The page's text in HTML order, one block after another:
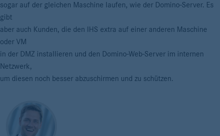
sogar auf der gleichen Maschine laufen, wie der Domino-Server. Es
gibt
aber auch Kunden, die den IHS extra auf einer anderen Maschine
oder VM
in der DMZ installieren und den Domino-Web-Server im internen
Netzwerk,
um diesen noch besser abzuschirmen und zu schützen.